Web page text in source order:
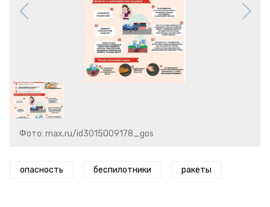
Фото: max.ru/id3015009178_gos
опасность беспилотники ракеты